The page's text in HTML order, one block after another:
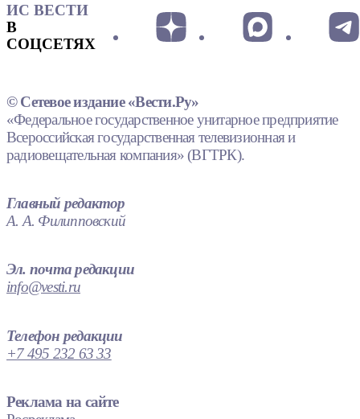
ИС ВЕСТИ
В
СОЦСЕТЯХ
© Сетевое издание «Вести.Ру»
«Федеральное государственное унитарное предприятие
Всероссийская государственная телевизионная и
радиовещательная компания» (ВГТРК).
Главный редактор
А. А. Филипповский
Эл. почта редакции
info@vesti.ru
Телефон редакции
+7 495 232 63 33
Реклама на сайте